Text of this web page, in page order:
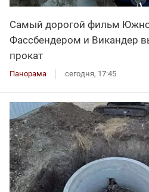
Самый дорогой фильм
Фассбендером и Викандер
прокат
Панорама сегодня, 17:45